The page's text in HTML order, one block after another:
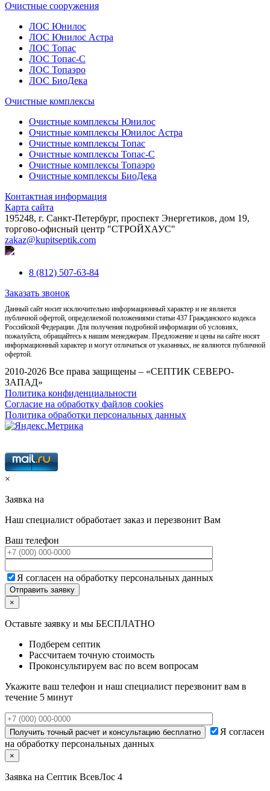
Очистные сооружения
ЛОС Юнилос
ЛОС Юнилос Астра
ЛОС Топас
ЛОС Топас-С
ЛОС Топаэро
ЛОС БиоДека
Очистные комплексы
Очистные комплексы Юнилос
Очистные комплексы Юнилос Астра
Очистные комплексы Топас
Очистные комплексы Топас-С
Очистные комплексы Топаэро
Очистные комплексы БиоДека
Контактная информация
Карта сайта
195248, г. Санкт-Петербург, проспект Энергетиков, дом 19,
торгово-офисный центр "СТРОЙХАУС"
zakaz@kupitseptik.com
8 (812) 507-63-84
Заказать звонок
Данный сайт носит исключительно информационный характер и не является
публичной офертой, определяемой положениями статьи 437 Гражданского кодекса
Российской Федерации. Для получения подробной информации об условиях,
пожалуйста, обращайтесь к нашим менеджерам. Предложение и цены на сайте носят
информационный характер и могут отличаться от указанных, не являются публичной
офертой.
2010-2026 Все права защищены – «СЕПТИК СЕВЕРО-
ЗАПАД»
Политика конфиденциальности
Согласие на обработку файлов cookies
Политика обработки персональных данных
×
Заявка на
Наш специалист обработает заказ и перезвонит Вам
Ваш телефон
Я согласен на обработку персональных данных
×
Оставьте заявку и мы БЕСПЛАТНО
Подберем септик
Рассчитаем точную стоимость
Проконсультируем вас по всем вопросам
Укажите ваш телефон и наш специалист перезвонит вам в
течение 5 минут
Я согласен
на обработку персональных данных
×
Заявка на Септик ВсевЛос 4